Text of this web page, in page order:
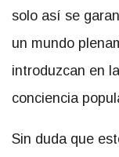
solo así se
un mundo
introduzcan en
conciencia
Sin duda que